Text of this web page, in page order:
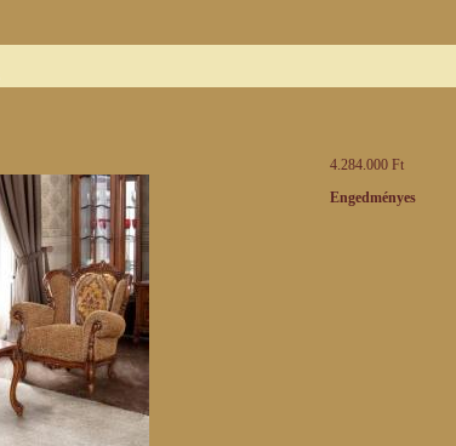
4.284.000 Ft